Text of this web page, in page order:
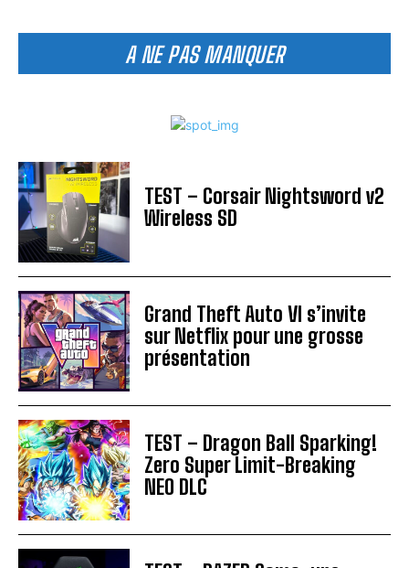
A NE PAS MANQUER
TEST – Corsair Nightsword v2
Wireless SD
Grand Theft Auto VI s’invite
sur Netflix pour une grosse
présentation
TEST – Dragon Ball Sparking!
Zero Super Limit-Breaking
NEO DLC